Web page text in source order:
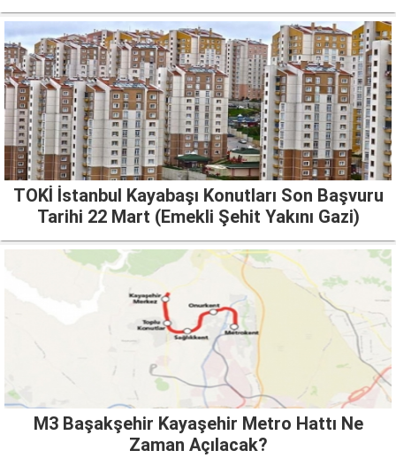
TOKİ İstanbul Kayabaşı Konutları Son Başvuru
Tarihi 22 Mart (Emekli Şehit Yakını Gazi)
M3 Başakşehir Kayaşehir Metro Hattı Ne
Zaman Açılacak?